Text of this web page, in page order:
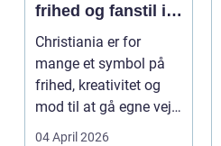
frihed og fanstil i
ét
Christiania er for
mange et symbol på
frihed, kreativitet og
mod til at gå egne veje.
Den samme ånd ...
04 April 2026